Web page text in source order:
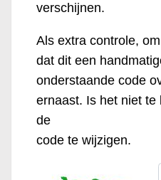
verschijnen.
Als extra controle,
dat dit een
onderstaande code
ernaast. Is het niet te
de
code te wijzigen.